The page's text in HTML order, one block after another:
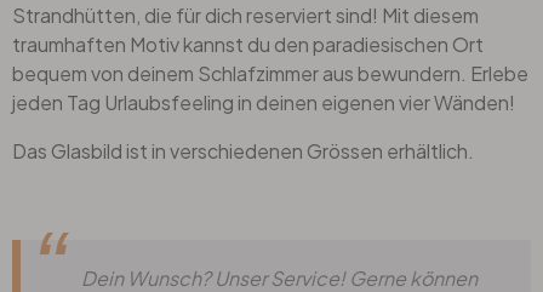
Strandhütten, die für dich reserviert sind! Mit diesem
traumhaften Motiv kannst du den paradiesischen Ort
bequem von deinem Schlafzimmer aus bewundern. Erlebe
jeden Tag Urlaubsfeeling in deinen eigenen vier Wänden!
Das Glasbild ist in verschiedenen Grössen erhältlich.
Dein Wunsch? Unser Service! Gerne können